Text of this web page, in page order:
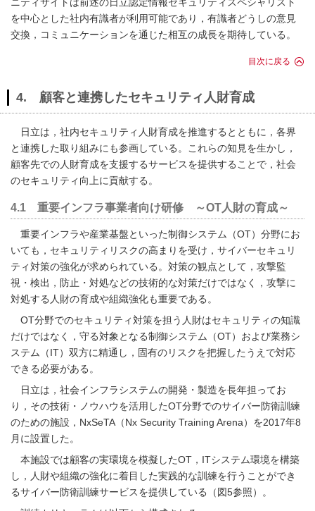
を中心とした社内有識者が利用可能であり，有識者どうしの意見
交換，コミュニケーションを通じた相互の成長を期待している。
目次に戻る
4. 顧客と連携したセキュリティ人財育成
日立は，社内セキュリティ人財育成を推進するとともに，各界
と連携した取り組みにも参画している。これらの知見を生かし，
顧客先での人財育成を支援するサービスを提供することで，社会
のセキュリティ向上に貢献する。
4.1 重要インフラ事業者向け研修 ～OT人財の育成～
重要インフラや産業基盤といった制御システム（OT）分野にお
いても，セキュリティリスクの高まりを受け，サイバーセキュリ
ティ対策の強化が求められている。対策の観点として，攻撃監
視・検出，防止・対処などの技術的な対策だけではなく，攻撃に
対処する人財の育成や組織強化も重要である。
OT分野でのセキュリティ対策を担う人財はセキュリティの知識
だけではなく，守る対象となる制御システム（OT）および業務シ
ステム（IT）双方に精通し，固有のリスクを把握したうえで対応
できる必要がある。
日立は，社会インフラシステムの開発・製造を長年担ってお
り，その技術・ノウハウを活用したOT分野でのサイバー防衛訓練
のための施設，NxSeTA（Nx Security Training Arena）を2017年8
月に設置した。
本施設では顧客の実環境を模擬したOT，ITシステム環境を構築
し，人財や組織の強化に着目した実践的な訓練を行うことができ
るサイバー防衛訓練サービスを提供している（図5参照）。